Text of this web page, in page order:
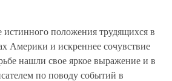
положения трудящихся в
Америки и искреннее сочувствие
нашли свое яркое выражение и в
по поводу событий в